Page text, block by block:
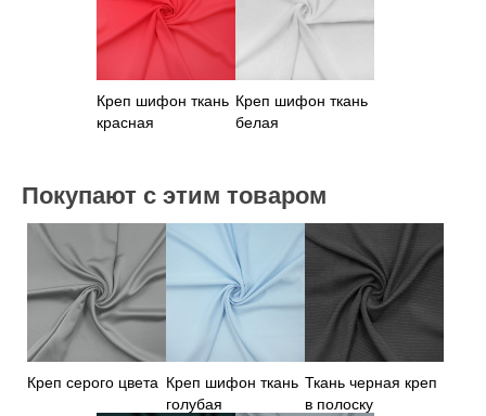
Креп шифон ткань
красная
Креп шифон ткань
белая
Покупают с этим товаром
Креп серого цвета Креп шифон ткань
голубая
Ткань черная креп
в полоску